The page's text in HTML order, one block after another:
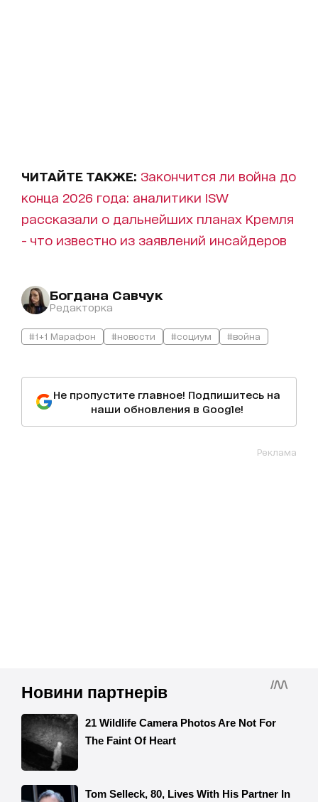
ЧИТАЙТЕ ТАКЖЕ: Закончится ли война до
конца 2026 года: аналитики ISW
рассказали о дальнейших планах Кремля
- что известно из заявлений инсайдеров
Богдана Савчук
Редакторка
#1+1 Марафон #новости #социум #война
Не пропустите главное! Подпишитесь на
наши обновления в Google!
Реклама